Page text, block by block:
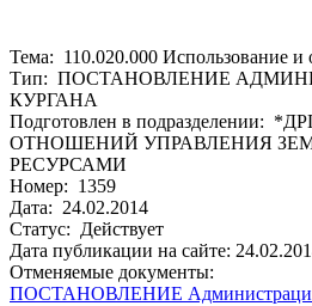
Тема: 110.020.000 Использование и
Тип: ПОСТАНОВЛЕНИЕ
КУРГАНА
Подготовлен в подразделении:
ОТНОШЕНИЙ УПРАВЛЕНИЯ
РЕСУРСАМИ
Номер: 1359
Дата: 24.02.2014
Статус: Действует
Дата публикации на сайте:
Отменяемые документы:
ПОСТАНОВЛЕНИЕ Администрация